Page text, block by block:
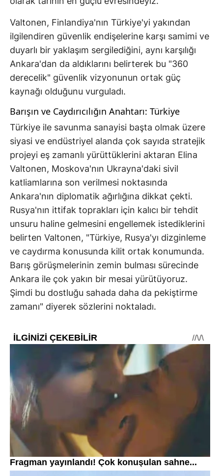
Valtonen, Finlandiya'nın Türkiye'yi yakından
ilgilendiren güvenlik endişelerine karşı samimi ve
duyarlı bir yaklaşım sergilediğini, aynı karşılığı
Ankara'dan da aldıklarını belirterek bu "360
derecelik" güvenlik vizyonunun ortak güç
kaynağı olduğunu vurguladı.
Barışın ve Caydırıcılığın Anahtarı: Türkiye
Türkiye ile savunma sanayisi başta olmak üzere
siyasi ve endüstriyel alanda çok sayıda stratejik
projeyi eş zamanlı yürüttüklerini aktaran Elina
Valtonen, Moskova'nın Ukrayna'daki sivil
katliamlarına son verilmesi noktasında
Ankara'nın diplomatik ağırlığına dikkat çekti.
Rusya'nın ittifak toprakları için kalıcı bir tehdit
unsuru haline gelmesini engellemek istediklerini
belirten Valtonen, "Türkiye, Rusya'yı dizginleme
ve caydırma konusunda kilit ortak konumunda.
Barış görüşmelerinin zemin bulması sürecinde
Ankara ile çok yakın bir mesai yürütüyoruz.
Şimdi bu dostluğu sahada daha da pekiştirme
zamanı" diyerek sözlerini noktaladı.